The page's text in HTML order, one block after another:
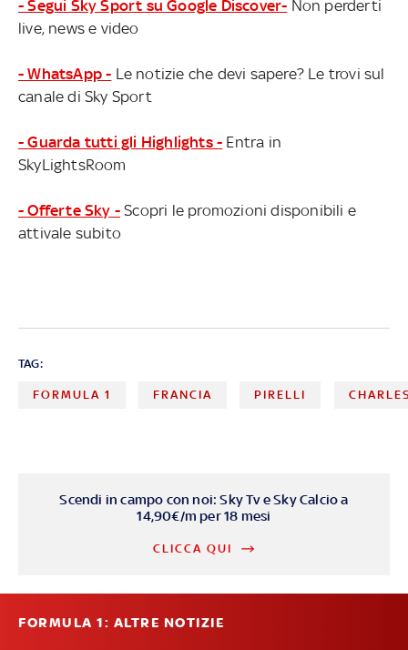
- Segui Sky Sport su Google Discover- Non perderti
live, news e video
- WhatsApp - Le notizie che devi sapere? Le trovi sul
canale di Sky Sport
- Guarda tutti gli Highlights - Entra in
SkyLightsRoom
- Offerte Sky - Scopri le promozioni disponibili e
attivale subito
TAG:
FORMULA 1 FRANCIA PIRELLI
Scendi in campo con noi: Sky Tv e Sky Calcio a
14,90€/m per 18 mesi
CLICCA QUI
FORMULA 1: ALTRE NOTIZIE